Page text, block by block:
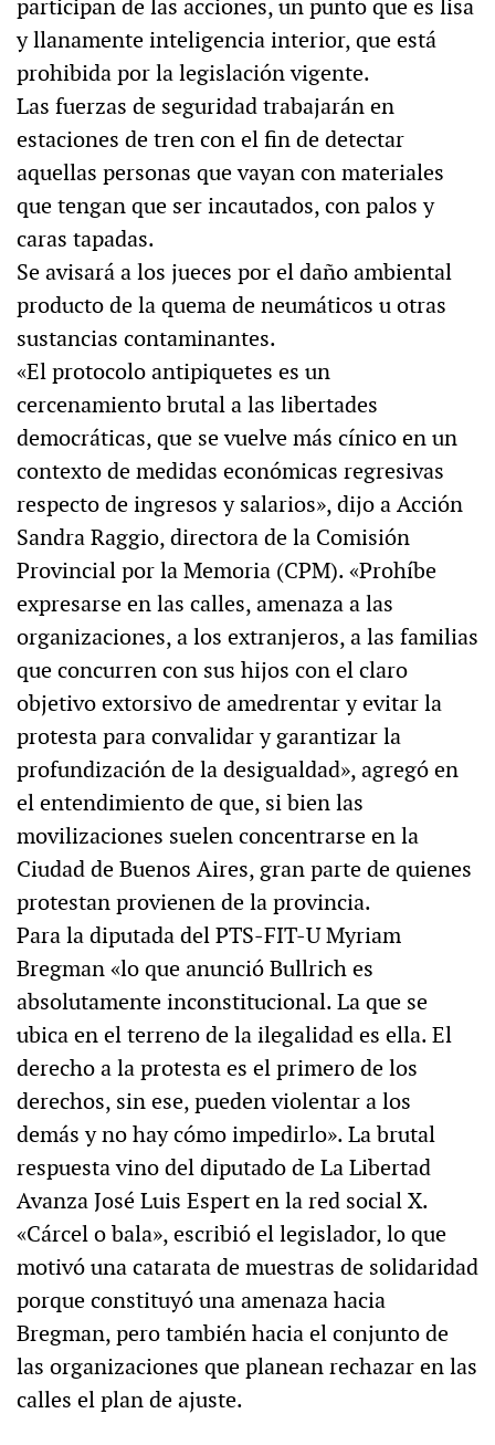
participan de las acciones, un punto que es lisa
y llanamente inteligencia interior, que está
prohibida por la legislación vigente.
Las fuerzas de seguridad trabajarán en
estaciones de tren con el fin de detectar
aquellas personas que vayan con materiales
que tengan que ser incautados, con palos y
caras tapadas.
Se avisará a los jueces por el daño ambiental
producto de la quema de neumáticos u otras
sustancias contaminantes.
«El protocolo antipiquetes es un
cercenamiento brutal a las libertades
democráticas, que se vuelve más cínico en un
contexto de medidas económicas regresivas
respecto de ingresos y salarios», dijo a Acción
Sandra Raggio, directora de la Comisión
Provincial por la Memoria (CPM). «Prohíbe
expresarse en las calles, amenaza a las
organizaciones, a los extranjeros, a las familias
que concurren con sus hijos con el claro
objetivo extorsivo de amedrentar y evitar la
protesta para convalidar y garantizar la
profundización de la desigualdad», agregó en
el entendimiento de que, si bien las
movilizaciones suelen concentrarse en la
Ciudad de Buenos Aires, gran parte de quienes
protestan provienen de la provincia.
Para la diputada del PTS-FIT-U Myriam
Bregman «lo que anunció Bullrich es
absolutamente inconstitucional. La que se
ubica en el terreno de la ilegalidad es ella. El
derecho a la protesta es el primero de los
derechos, sin ese, pueden violentar a los
demás y no hay cómo impedirlo». La brutal
respuesta vino del diputado de La Libertad
Avanza José Luis Espert en la red social X.
«Cárcel o bala», escribió el legislador, lo que
motivó una catarata de muestras de solidaridad
porque constituyó una amenaza hacia
Bregman, pero también hacia el conjunto de
las organizaciones que planean rechazar en las
calles el plan de ajuste.